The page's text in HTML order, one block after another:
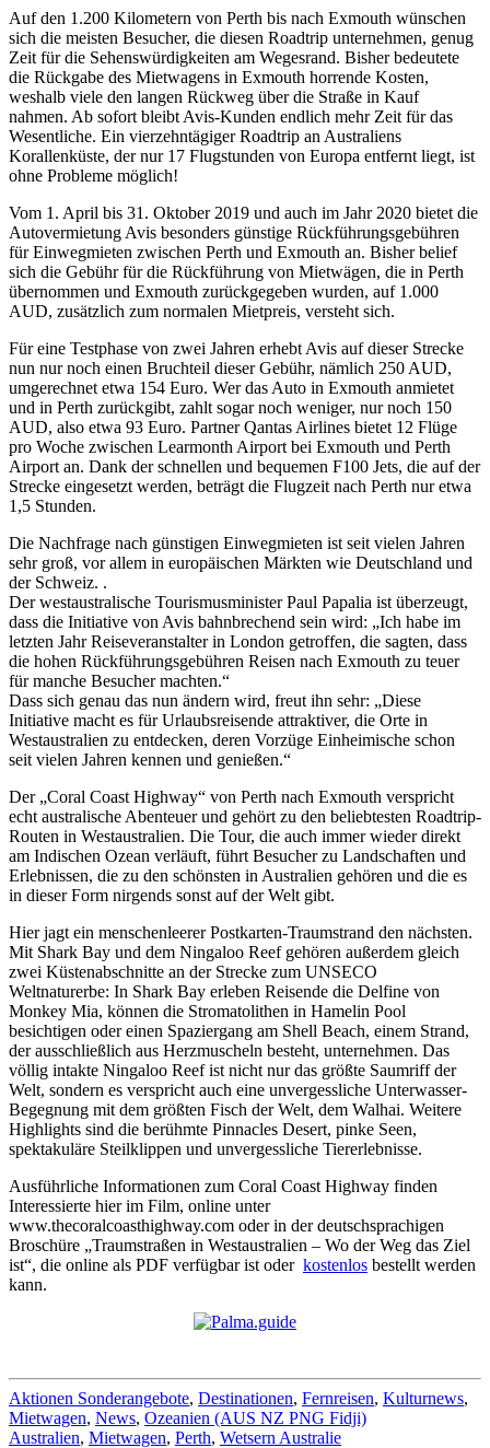
Auf den 1.200 Kilometern von Perth bis nach Exmouth wünschen
sich die meisten Besucher, die diesen Roadtrip unternehmen, genug
Zeit für die Sehenswürdigkeiten am Wegesrand. Bisher bedeutete
die Rückgabe des Mietwagens in Exmouth horrende Kosten,
weshalb viele den langen Rückweg über die Straße in Kauf
nahmen. Ab sofort bleibt Avis-Kunden endlich mehr Zeit für das
Wesentliche. Ein vierzehntägiger Roadtrip an Australiens
Korallenküste, der nur 17 Flugstunden von Europa entfernt liegt, ist
ohne Probleme möglich!
Vom 1. April bis 31. Oktober 2019 und auch im Jahr 2020 bietet die
Autovermietung Avis besonders günstige Rückführungsgebühren
für Einwegmieten zwischen Perth und Exmouth an. Bisher belief
sich die Gebühr für die Rückführung von Mietwägen, die in Perth
übernommen und Exmouth zurückgegeben wurden, auf 1.000
AUD, zusätzlich zum normalen Mietpreis, versteht sich.
Für eine Testphase von zwei Jahren erhebt Avis auf dieser Strecke
nun nur noch einen Bruchteil dieser Gebühr, nämlich 250 AUD,
umgerechnet etwa 154 Euro. Wer das Auto in Exmouth anmietet
und in Perth zurückgibt, zahlt sogar noch weniger, nur noch 150
AUD, also etwa 93 Euro. Partner Qantas Airlines bietet 12 Flüge
pro Woche zwischen Learmonth Airport bei Exmouth und Perth
Airport an. Dank der schnellen und bequemen F100 Jets, die auf der
Strecke eingesetzt werden, beträgt die Flugzeit nach Perth nur etwa
1,5 Stunden.
Die Nachfrage nach günstigen Einwegmieten ist seit vielen Jahren
sehr groß, vor allem in europäischen Märkten wie Deutschland und
der Schweiz. .
Der westaustralische Tourismusminister Paul Papalia ist überzeugt,
dass die Initiative von Avis bahnbrechend sein wird: „Ich habe im
letzten Jahr Reiseveranstalter in London getroffen, die sagten, dass
die hohen Rückführungsgebühren Reisen nach Exmouth zu teuer
für manche Besucher machten.“
Dass sich genau das nun ändern wird, freut ihn sehr: „Diese
Initiative macht es für Urlaubsreisende attraktiver, die Orte in
Westaustralien zu entdecken, deren Vorzüge Einheimische schon
seit vielen Jahren kennen und genießen.“
Der „Coral Coast Highway“ von Perth nach Exmouth verspricht
echt australische Abenteuer und gehört zu den beliebtesten Roadtrip-
Routen in Westaustralien. Die Tour, die auch immer wieder direkt
am Indischen Ozean verläuft, führt Besucher zu Landschaften und
Erlebnissen, die zu den schönsten in Australien gehören und die es
in dieser Form nirgends sonst auf der Welt gibt.
Hier jagt ein menschenleerer Postkarten-Traumstrand den nächsten.
Mit Shark Bay und dem Ningaloo Reef gehören außerdem gleich
zwei Küstenabschnitte an der Strecke zum UNSECO
Weltnaturerbe: In Shark Bay erleben Reisende die Delfine von
Monkey Mia, können die Stromatolithen in Hamelin Pool
besichtigen oder einen Spaziergang am Shell Beach, einem Strand,
der ausschließlich aus Herzmuscheln besteht, unternehmen. Das
völlig intakte Ningaloo Reef ist nicht nur das größte Saumriff der
Welt, sondern es verspricht auch eine unvergessliche Unterwasser-
Begegnung mit dem größten Fisch der Welt, dem Walhai. Weitere
Highlights sind die berühmte Pinnacles Desert, pinke Seen,
spektakuläre Steilklippen und unvergessliche Tiererlebnisse.
Ausführliche Informationen zum Coral Coast Highway finden
Interessierte hier im Film, online unter
www.thecoralcoasthighway.com oder in der deutschsprachigen
Broschüre „Traumstraßen in Westaustralien – Wo der Weg das Ziel
ist“, die online als PDF verfügbar ist oder kostenlos bestellt werden
kann.
Aktionen Sonderangebote, Destinationen, Fernreisen, Kulturnews,
Mietwagen, News, Ozeanien (AUS NZ PNG Fidji)
Australien, Mietwagen, Perth, Wetsern Australie